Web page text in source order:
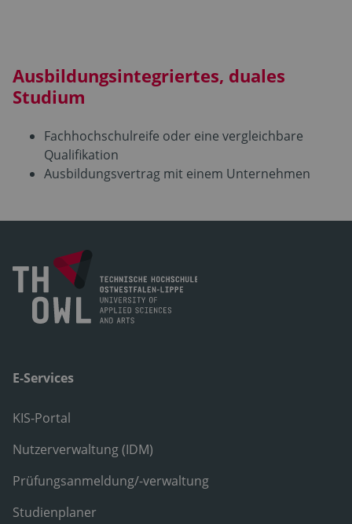
Ausbildungsintegriertes, duales
Studium
Fachhochschulreife oder eine vergleichbare
Qualifikation
Ausbildungsvertrag mit einem Unternehmen
E-Services
KIS-Portal
Nutzerverwaltung (IDM)
Prüfungsanmeldung/-verwaltung
Studienplaner